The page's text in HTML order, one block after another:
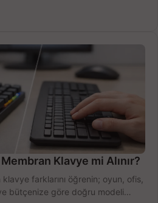
Klavye mi Alınır?
farklarını öğrenin; oyun, ofis,
bütçenize göre doğru modeli